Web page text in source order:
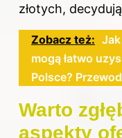
złotych,
Zobacz też:
mogą łatwo
Polsce?
Warto
aspekty